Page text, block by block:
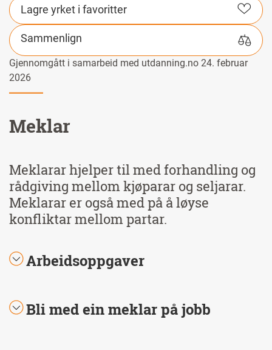
Lagre yrket i favoritter
Sammenlign
Gjennomgått i samarbeid med utdanning.no 24. februar
2026
Meklar
Meklarar hjelper til med forhandling og
rådgiving mellom kjøparar og seljarar.
Meklarar er også med på å løyse
konfliktar mellom partar.
Arbeidsoppgaver
Bli med ein meklar på jobb